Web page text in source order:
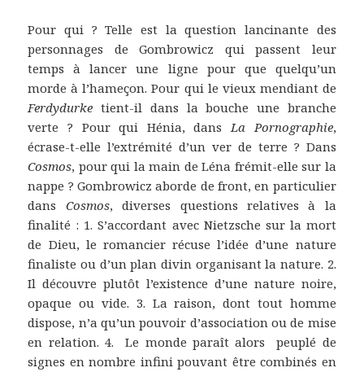
Pour qui ? Telle est la question lancinante des
personnages de Gombrowicz qui passent leur
temps à lancer une ligne pour que quelqu’un
morde à l’hameçon. Pour qui le vieux mendiant de
Ferdydurke tient-il dans la bouche une branche
verte ? Pour qui Hénia, dansLa Pornographie,
écrase-t-elle l’extrémité d’un ver de terre ? Dans
Cosmos, pour qui la main de Léna frémit-elle sur la
nappe ? Gombrowicz aborde de front, en particulier
dans Cosmos, diverses questions relatives à la
finalité : 1. S’accordant avec Nietzsche sur la mort
de Dieu, le romancier récuse l’idée d’une nature
finaliste ou d’un plan divin organisant la nature. 2.
Il découvre plutôt l’existence d’une nature noire,
opaque ou vide. 3. La raison, dont tout homme
dispose, n’a qu’un pouvoir d’association ou de mise
en relation. 4. Le monde paraît alors peuplé de
signes en nombre infini pouvant être combinés en